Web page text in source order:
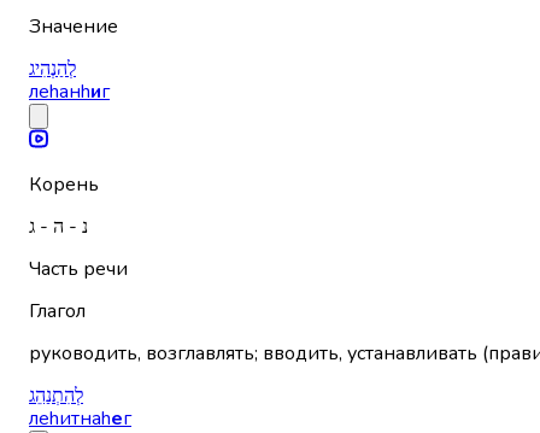
Значение
לְהַנְהִיג
леhанhиг
Корень
נ - ה - ג
Часть речи
Глагол
руководить, возглавлять; вводить, устанавливать
לְהִתְנַהֵג
леhитнаhег